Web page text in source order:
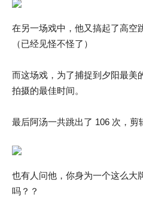
在另一场戏中，他又搞起了高空
（已经见怪不怪了）
而这场戏，为了捕捉到夕阳最美
拍摄的最佳时间。
最后阿汤一共跳出了 106 次，
也有人问他，你身为一个这么大
吗？？